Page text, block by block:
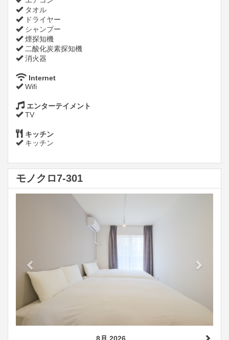
タオル
ドライヤー
シャンプー
煙探知機
二酸化炭素探知機
消火器
Internet
Wifi
エンターテイメント
TV
キッチン
キッチン
モノクロ7-301